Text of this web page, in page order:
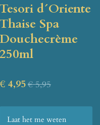
Tesori d´Oriente
Thaise Spa
Douchecrème
250ml
€ 4,95€ 5,95
Laat het me weten